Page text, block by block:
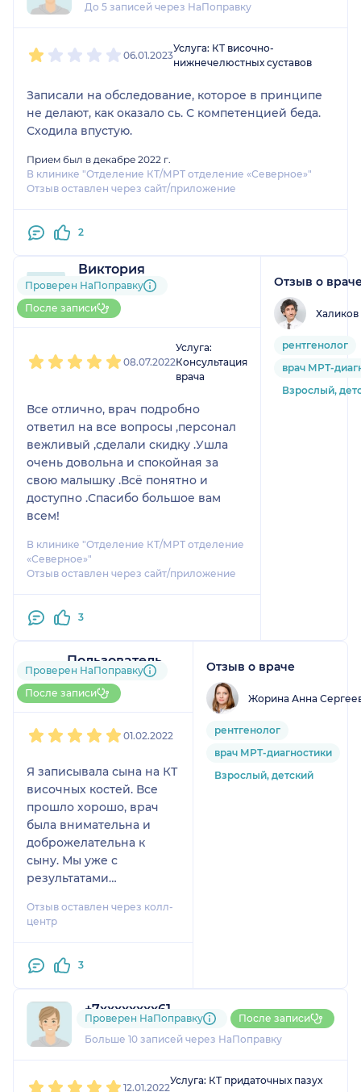
До 5 записей через НаПоправку
06.01.2023
Услуга: КТ височно-
нижнечелюстных суставов
Записали на обследование, которое в принципе
не делают, как оказало сь. С компетенцией беда.
Сходила впустую.
Прием был в декабре 2022 г.
В клинике "Отделение КТ/МРТ отделение «Северное»"
Отзыв оставлен через сайт/приложение
2
Виктория
1 отзыв
Больше 10 записей через
НаПоправку
Проверен НаПоправку
После записи
08.07.2022
Услуга:
Консультация
врача
Все отлично, врач подробно
ответил на все вопросы ,персонал
вежливый ,сделали скидку .Ушла
очень довольна и спокойная за
свою малышку .Всё понятно и
доступно .Спасибо большое вам
всем!
В клинике "Отделение КТ/МРТ отделение
«Северное»"
Отзыв оставлен через сайт/приложение
3
Отзыв о
рентгенолог
врач МРТ-
Взрослый,
Пользователь
НаПоправку
1 отзыв
Проверен НаПоправку
После записи
01.02.2022
Я записывала сына на КТ
височных костей. Все
прошло хорошо, врач
была внимательна и
доброжелательна к
сыну. Мы уже с
результатами
специалисту,
заключение помогло
уточнения.
Отзыв оставлен через колл-
центр
3
Отзыв о враче
Жорина Анна
рентгенолог
врач МРТ-диагностики
Взрослый, детский
+7xxxxxxxx61
2 отзываи 1 оценка
Больше 10 записей через НаПоправку
Проверен НаПоправку После записи
12.01.2022
Услуга: КТ придаточных пазух